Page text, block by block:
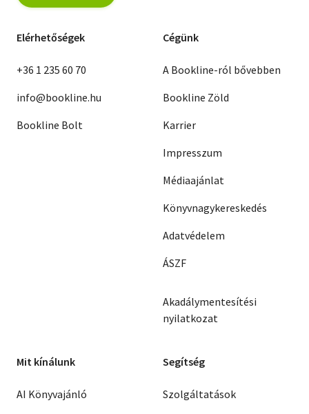
Elérhetőségek
+36 1 235 60 70
info@bookline.hu
Bookline Bolt
Cégünk
A Bookline-ról bővebben
Bookline Zöld
Karrier
Impresszum
Médiaajánlat
Könyvnagykereskedés
Adatvédelem
ÁSZF
Akadálymentesítési
nyilatkozat
Mit kínálunk
AI Könyvajánló
Segítség
Szolgáltatások